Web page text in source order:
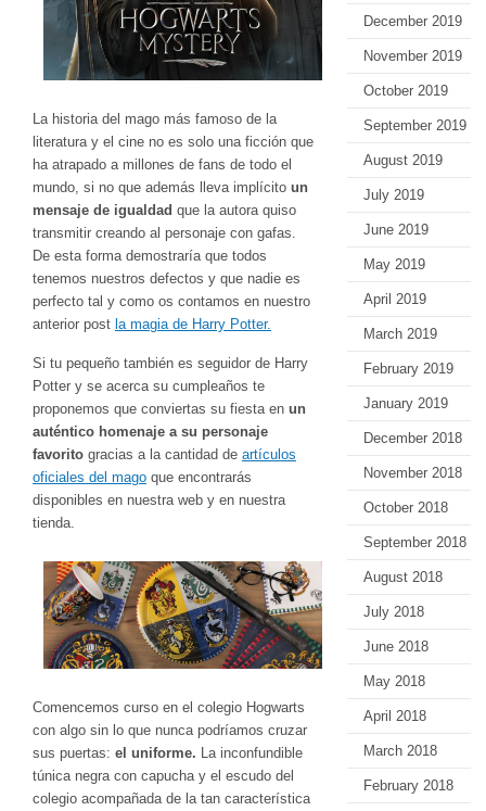
La historia del mago más famoso de la
literatura y el cine no es solo una ficción que
ha atrapado a millones de fans de todo el
mundo, si no que además lleva implícito un
mensaje de igualdad que la autora quiso
transmitir creando al personaje con gafas.
De esta forma demostraría que todos
tenemos nuestros defectos y que nadie es
perfecto tal y como os contamos en nuestro
anterior post la magia de Harry Potter.
Si tu pequeño también es seguidor de Harry
Potter y se acerca su cumpleaños te
proponemos que conviertas su fiesta en un
auténtico homenaje a su personaje
favorito gracias a la cantidad de artículos
oficiales del mago que encontrarás
disponibles en nuestra web y en nuestra
tienda.
Comencemos curso en el colegio Hogwarts
con algo sin lo que nunca podríamos cruzar
sus puertas: el uniforme. La inconfundible
túnica negra con capucha y el escudo del
colegio acompañada de la tan característica
December 2019
November 2019
October 2019
September 2019
August 2019
July 2019
June 2019
May 2019
April 2019
March 2019
February 2019
January 2019
December 2018
November 2018
October 2018
September 2018
August 2018
July 2018
June 2018
May 2018
April 2018
March 2018
February 2018